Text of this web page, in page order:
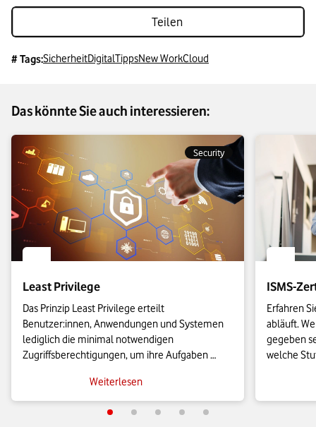
Teilen
# Tags:SicherheitDigitalTippsNew WorkCloud
Das könnte Sie auch interessieren:
Security
Least Privilege
Das Prinzip Least Privilege erteilt
Benutzer:innen, Anwendungen und Systemen
lediglich die minimal notwendigen
Zugriffsberechtigungen, um ihre Aufgaben
Unternehmen die Angriffsfläche für
Cyberbedrohungen erheblich reduzieren.
Weiterlesen
ISMS-
Erfahren
abläuft.
gegeben
welche
Beitrag.